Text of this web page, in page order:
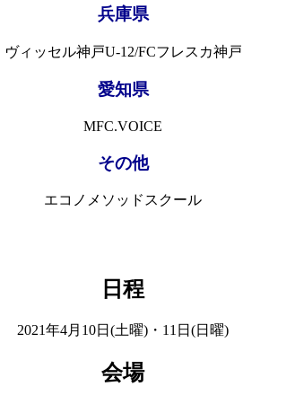
兵庫県
ヴィッセル神戸U-12/FCフレスカ神戸
愛知県
MFC.VOICE
その他
エコノメソッドスクール
日程
2021年4月10日(土曜)・11日(日曜)
会場